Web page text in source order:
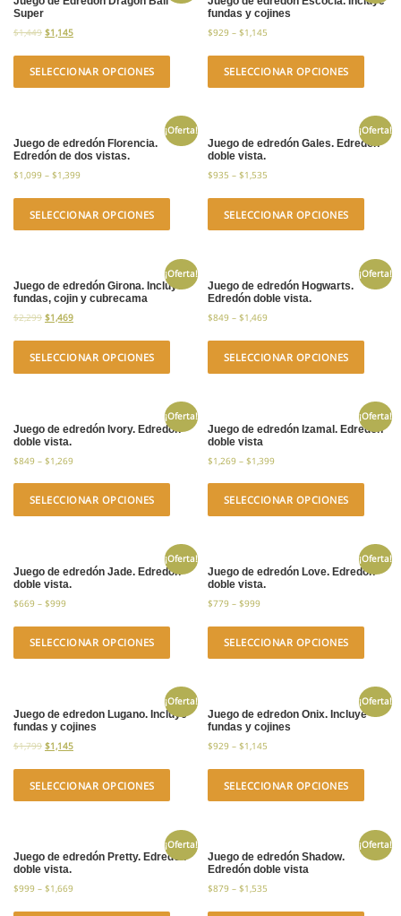
Super
$1,449 $1,145
SELECCIONAR OPCIONES
fundas y cojines
$929 –$1,145
SELECCIONAR OPCIONES
¡Oferta!
Juego de edredón Florencia.
Edredón de dos vistas.
$1,099 – $1,399
SELECCIONAR OPCIONES
¡Oferta!
Juego de edredón Gales. Edredón
doble vista.
$935 –$1,535
SELECCIONAR OPCIONES
¡Oferta!
Juego de edredón Girona. Incluye
fundas, cojin y cubrecama
$2,299 $1,469
SELECCIONAR OPCIONES
¡Oferta!
Juego de edredón Hogwarts.
Edredón doble vista.
$849 –$1,469
SELECCIONAR OPCIONES
¡Oferta!
Juego de edredón Ivory. Edredón
doble vista.
$849 – $1,269
SELECCIONAR OPCIONES
¡Oferta!
Juego de edredón Izamal. Edredón
doble vista
$1,269 –$1,399
SELECCIONAR OPCIONES
¡Oferta!
Juego de edredón Jade. Edredón
doble vista.
$669 – $999
SELECCIONAR OPCIONES
¡Oferta!
Juego de edredón Love. Edredón
doble vista.
$779 –$999
SELECCIONAR OPCIONES
¡Oferta!
Juego de edredon Lugano. Incluye
fundas y cojines
$1,799 $1,145
SELECCIONAR OPCIONES
¡Oferta!
Juego de edredon Onix. Incluye
fundas y cojines
$929 –$1,145
SELECCIONAR OPCIONES
¡Oferta!
Juego de edredón Pretty. Edredón
doble vista.
$999 – $1,669
¡Oferta!
Juego de edredón Shadow.
Edredón doble vista
$879 –$1,535